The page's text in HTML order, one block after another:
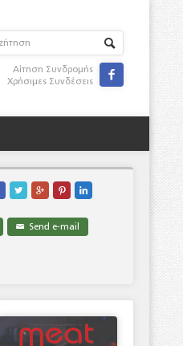
Αίτηση Συνδρομής
Χρήσιμες Συνδέσεις

   
✉ Send e-mail